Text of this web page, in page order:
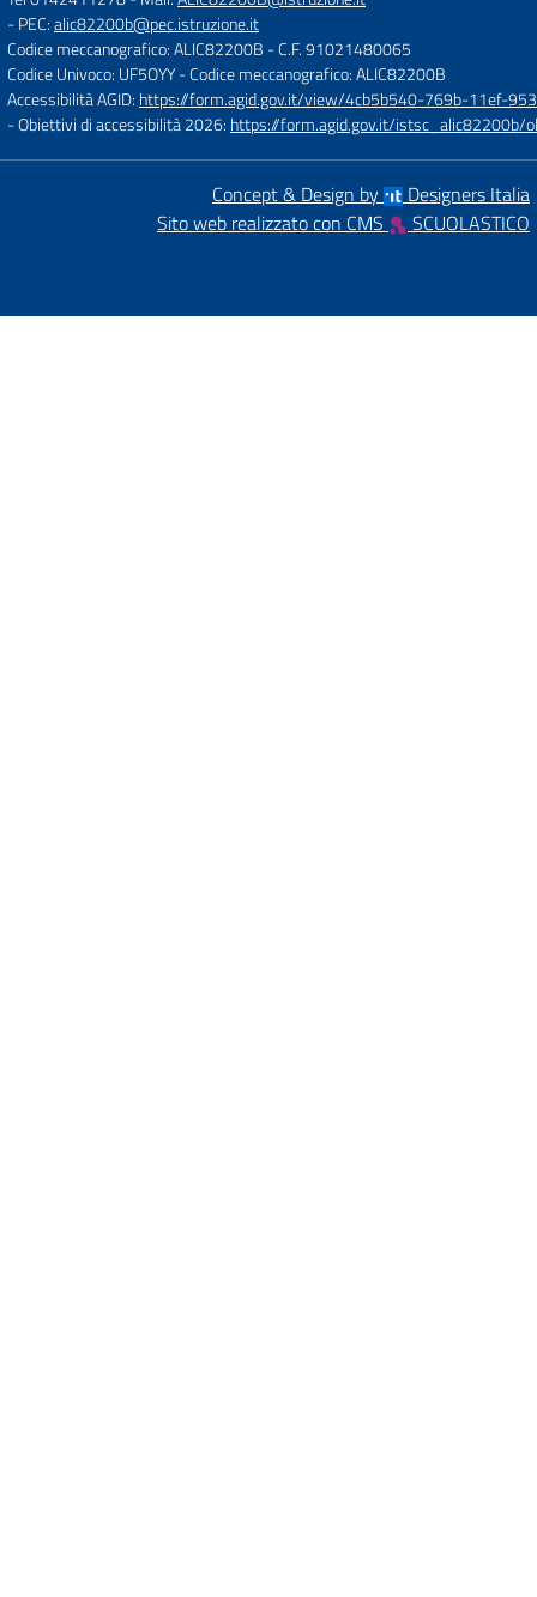
- PEC:alic82200b@pec.istruzione.it
Codice meccanografico: ALIC82200B - C.F. 91021480065
Codice Univoco: UF5OYY- Codice meccanografico: ALIC82200B
Accessibilità AGID: https://form.agid.gov.it/view/4cb5b540-769b-11ef-
- Obiettivi di accessibilità 2026: https://form.agid.gov.it/
Concept & Design by
Designers Italia
Sito web realizzato con CMS
SCUOLASTICO